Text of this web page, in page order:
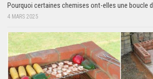
Pourquoi certaines chemises ont-elles une boucle
4 MARS 2025